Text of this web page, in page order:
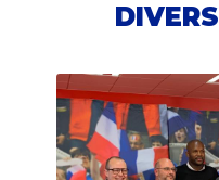
DIVERS